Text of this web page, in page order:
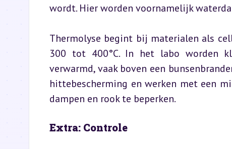
wordt. Hier worden voornamelijk
Thermolyse begint bij materialen als
300 tot 400°C. In het labo worden
verwarmd, vaak boven een
hittebescherming en werken met een
dampen en rook te beperken.
Extra: Controle